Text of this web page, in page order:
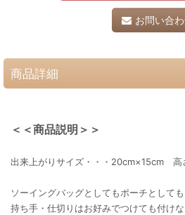
お問い合
商品詳細
＜＜商品説明＞＞
出来上がりサイズ・・・20cm×15cm 高
ソーイングバッグとしてもポーチとしても
持ち手・仕切りはお好みでつけても付け